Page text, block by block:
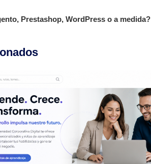
Prestashop, WordPress o a medida?